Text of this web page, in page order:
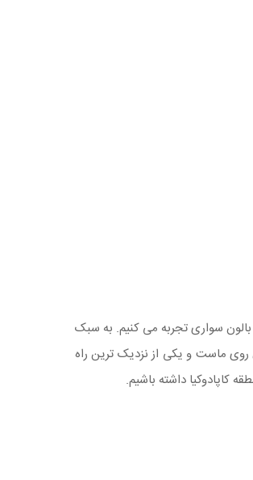
سواری تجربه می کنیم. به سبک
روی ماست و یکی از نزدیک ترین راه
کاپادوکیا داشته باشیم.